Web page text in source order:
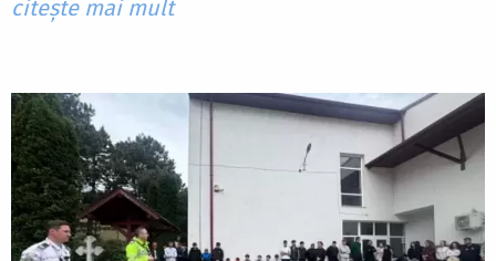
citește mai mult